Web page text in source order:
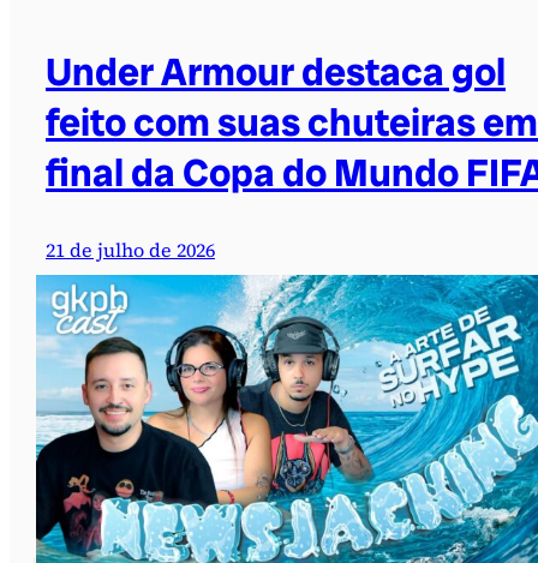
Under Armour destaca gol
feito com suas chuteiras em
final da Copa do Mundo
21 de julho de 2026